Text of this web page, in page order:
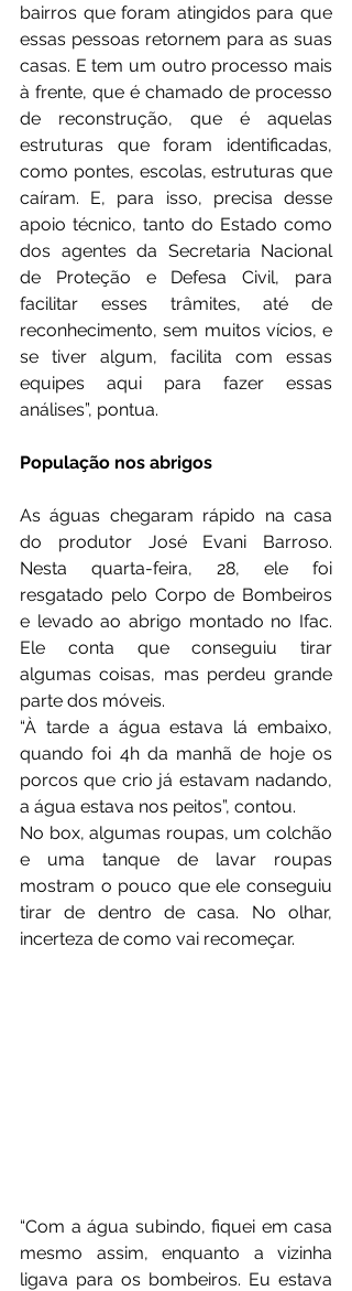
bairros que foram atingidos para que
essas pessoas retornem para as suas
casas. E tem um outro processo mais
à frente, que é chamado de processo
de reconstrução, que é aquelas
estruturas que foram identificadas,
como pontes, escolas, estruturas que
caíram. E, para isso, precisa desse
apoio técnico, tanto do Estado como
dos agentes da Secretaria Nacional
de Proteção e Defesa Civil, para
facilitar esses trâmites, até de
reconhecimento, sem muitos vícios, e
se tiver algum, facilita com essas
equipes aqui para fazer essas
análises”, pontua.
População nos abrigos
As águas chegaram rápido na casa
do produtor José Evani Barroso.
Nesta quarta-feira, 28, ele foi
resgatado pelo Corpo de Bombeiros
e levado ao abrigo montado no Ifac.
Ele conta que conseguiu tirar
algumas coisas, mas perdeu grande
parte dos móveis.
“À tarde a água estava lá embaixo,
quando foi 4h da manhã de hoje os
porcos que crio já estavam nadando,
a água estava nos peitos”, contou.
No box, algumas roupas, um colchão
e uma tanque de lavar roupas
mostram o pouco que ele conseguiu
tirar de dentro de casa. No olhar,
incerteza de como vai recomeçar.
“Com a água subindo, fiquei em casa
mesmo assim, enquanto a vizinha
ligava para os bombeiros. Eu estava